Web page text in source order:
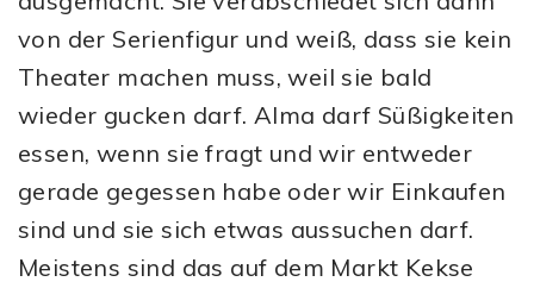
von der Serienfigur und weiß, dass sie kein
Theater machen muss, weil sie bald
wieder gucken darf. Alma darf Süßigkeiten
essen, wenn sie fragt und wir entweder
gerade gegessen habe oder wir Einkaufen
sind und sie sich etwas aussuchen darf.
Meistens sind das auf dem Markt Kekse